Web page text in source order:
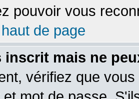
pouvoir vous
de page
inscrit mais ne
vérifiez que